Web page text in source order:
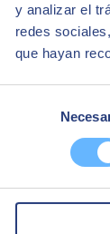
y analizar el
redes
que hayan
consentimiento